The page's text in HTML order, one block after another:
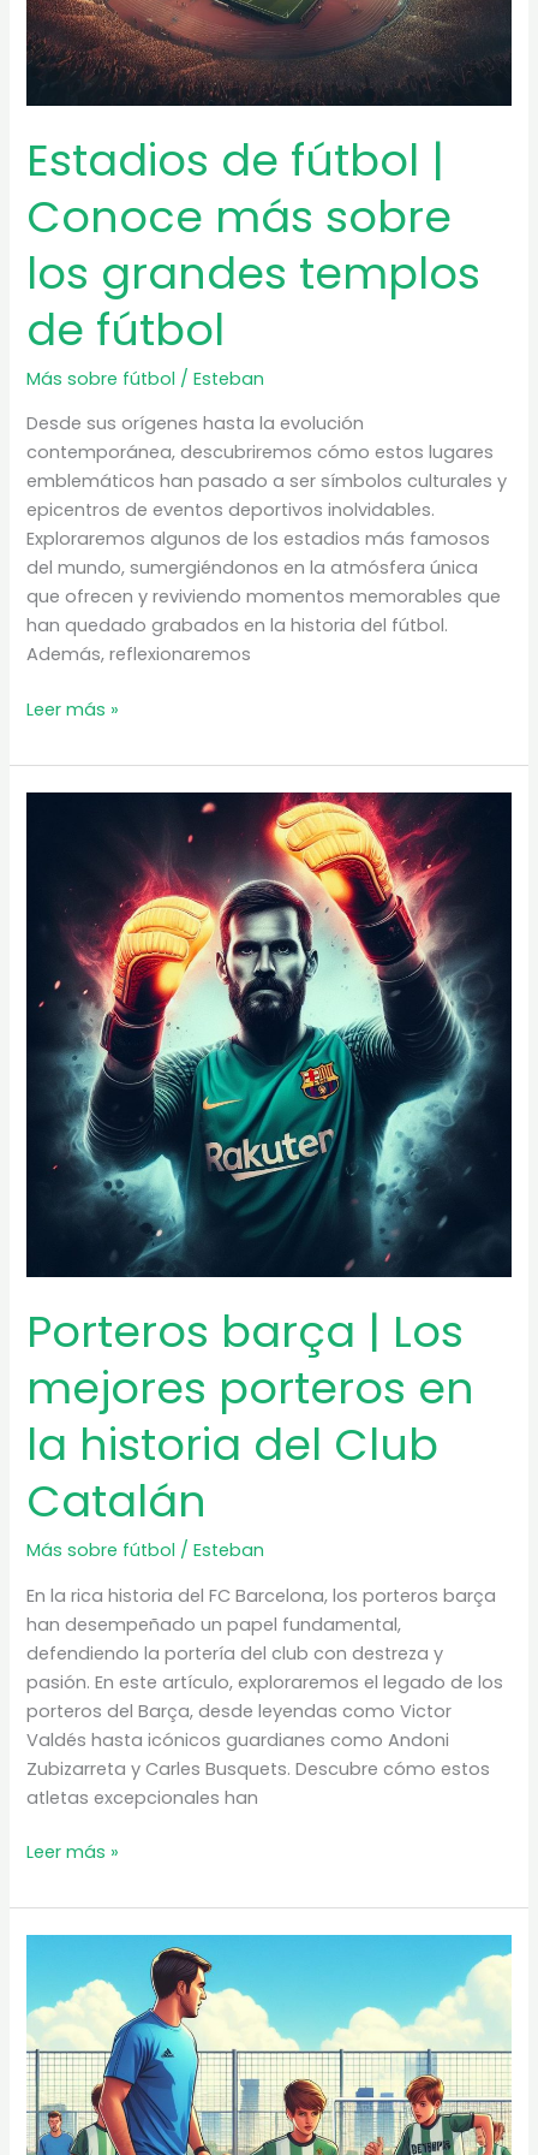
Estadios de fútbol |
Conoce más sobre
los grandes templos
de fútbol
Más sobre fútbol /Esteban
Desde sus orígenes hasta la evolución
contemporánea, descubriremos cómo estos lugares
emblemáticos han pasado a ser símbolos culturales y
epicentros de eventos deportivos inolvidables.
Exploraremos algunos de los estadios más famosos
del mundo, sumergiéndonos en la atmósfera única
que ofrecen y reviviendo momentos memorables que
han quedado grabados en la historia del fútbol.
Además, reflexionaremos
Estadios
fútbol
|
grandes
templos
de
Leer más »
Porteros barça | Los
mejores porteros en
la historia del Club
Catalán
Más sobre fútbol /Esteban
En la rica historia del FC Barcelona, los porteros barça
han desempeñado un papel fundamental,
defendiendo la portería del club con destreza y
pasión. En este artículo, exploraremos el legado de los
porteros del Barça, desde leyendas como Victor
Valdés hasta icónicos guardianes como Andoni
Zubizarreta y Carles Busquets. Descubre cómo estos
atletas excepcionales han
Porteros
|
Los
porteros
en
la
historia
del
Club
Leer más »